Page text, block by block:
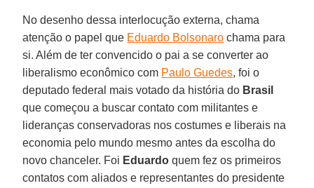
No desenho dessa interlocução externa, chama
atenção o papel que Eduardo Bolsonaro chama para
si. Além de ter convencido o pai a se converter ao
liberalismo econômico com Paulo Guedes, foi o
deputado federal mais votado da história do Brasil
que começou a buscar contato com militantes e
lideranças conservadoras nos costumes e liberais na
economia pelo mundo mesmo antes da escolha do
novo chanceler. Foi Eduardo quem fez os primeiros
contatos com aliados e representantes do presidente